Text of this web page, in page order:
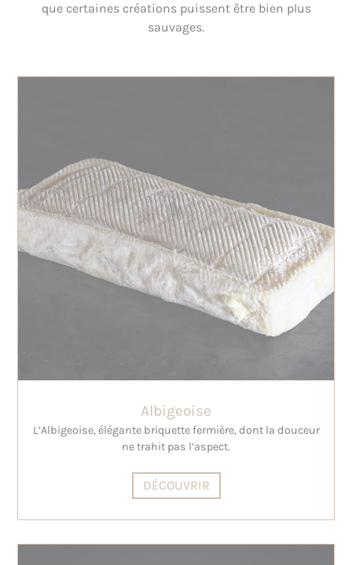
que certaines créations puissent être bien plus
sauvages.
Albigeoise
L’Albigeoise, élégante briquette fermière, dont la douceur
ne trahit pas l’aspect.
DÉCOUVRIR